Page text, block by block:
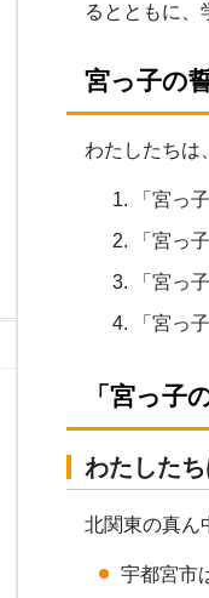
るとともに、
宮っ子の
わたしたちは
「宮っ
「宮っ
「宮っ
「宮っ
「宮っ子
わたした
北関東の真ん
宇都宮市